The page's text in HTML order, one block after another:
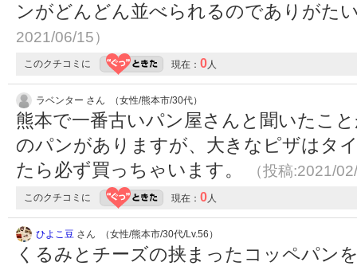
ンがどんどん並べられるのでありがた
2021/06/15）
このクチコミに 現在： 0人
ラベンター さん （女性/熊本市/30代）
熊本で一番古いパン屋さんと聞いたこ
のパンがありますが、大きなピザはタ
たら必ず買っちゃいます。
（投稿:2021/
このクチコミに 現在： 0人
ひよこ豆 さん （女性/熊本市/30代/Lv.56）
くるみとチーズの挟まったコッペパン